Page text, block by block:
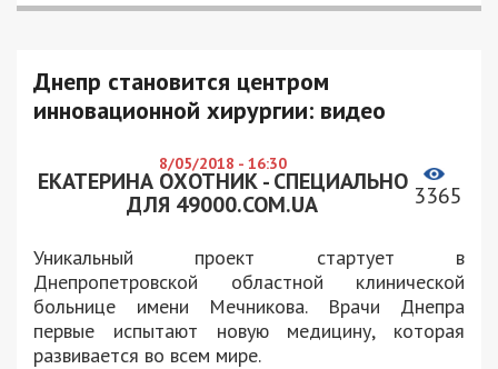
Днепр становится центром
инновационной хирургии: видео
8/05/2018 - 16:30
ЕКАТЕРИНА ОХОТНИК - СПЕЦИАЛЬНО
ДЛЯ 49000.COM.UA
3365
Уникальный проект стартует в
Днепропетровской областной клинической
больнице имени Мечникова. Врачи Днепра
первые испытают новую медицину, которая
развивается во всем мире.